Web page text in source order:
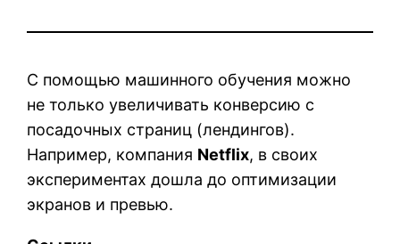
С помощью машинного обучения можно
не только увеличивать конверсию с
посадочных страниц (лендингов).
Например, компания Netflix, в своих
экспериментах дошла до оптимизации
экранов и превью.